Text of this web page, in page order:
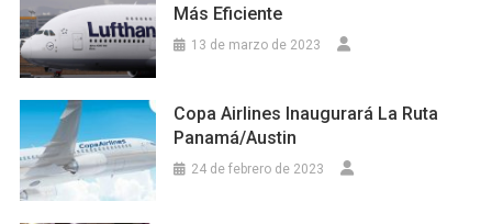
Más Eficiente
13 de marzo de 2023
Copa Airlines Inaugurará La Ruta
Panamá/Austin
24 de febrero de 2023